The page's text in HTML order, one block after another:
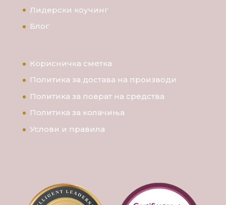
Лидерски коучинг
Блог
Корисничка сметка
Политика за достава на производи
Политика за поврат на средства
Политика за колачиња
Услови и правила